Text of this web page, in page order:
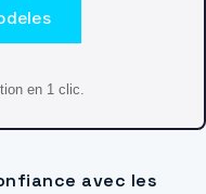
en 1 clic.
avec les